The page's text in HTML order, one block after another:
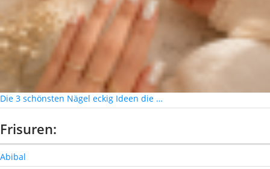
Die 3 schönsten Nägel eckig Ideen die …
Frisuren:
Abibal